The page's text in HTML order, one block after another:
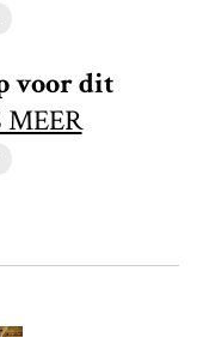
voor dit
MEER